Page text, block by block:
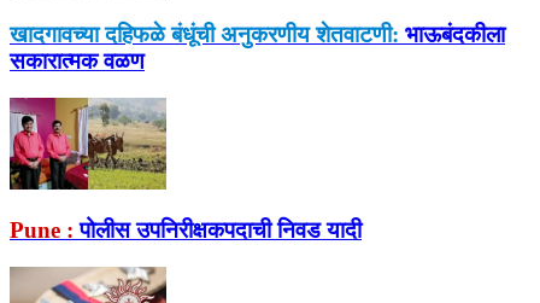
खादगावच्या दहिफळे बंधूंची अनुकरणीय शेतवाटणी: भाऊबंदकीला
सकारात्मक वळण
Pune : पोलीस उपनिरीक्षकपदाची निवड यादी